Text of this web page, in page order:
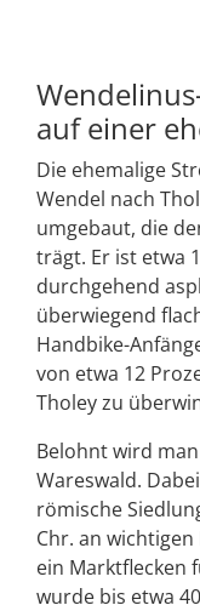
auf einer
Die ehemalige
Wendel nach
umgebaut, die
trägt. Er ist etwa
durchgehend
überwiegend
Handbike-
von etwa 12
Tholey zu
Belohnt wird
Wareswald.
römische
Chr. an
ein Marktflecken
wurde bis etwa